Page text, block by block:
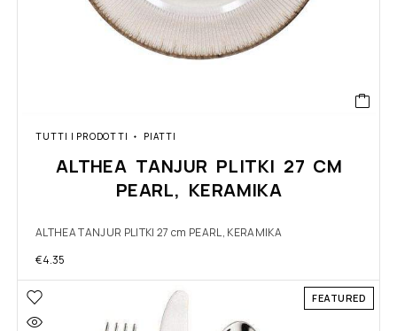
TUTTI I PRODOTTI PIATTI
ALTHEA TANJUR PLITKI 27 CM
PEARL, KERAMIKA
ALTHEA TANJUR PLITKI 27 cm PEARL, KERAMIKA
€4.35
FEATURED